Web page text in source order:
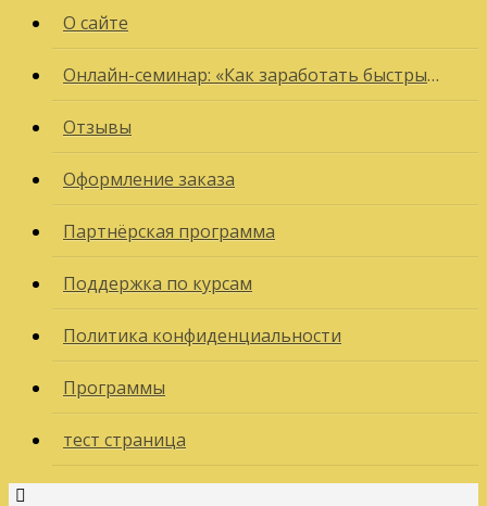
О сайте
Онлайн-семинар: «Как заработать быстрые деньги в недвижимости?»
Отзывы
Оформление заказа
Партнёрская программа
Поддержка по курсам
Политика конфиденциальности
Программы
тест страница